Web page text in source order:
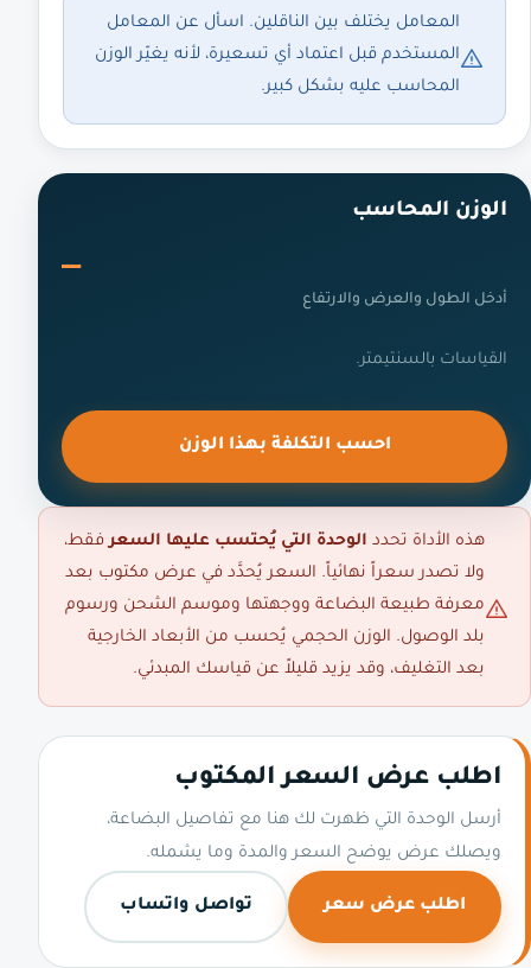
المعامل يختلف بين الناقلين. اسأل عن المعامل
المستخدم قبل اعتماد أي تسعيرة، لأنه يغيّر الوزن
المحاسب عليه بشكل كبير.
الوزن المحاسب
—
أدخل الطول والعرض والارتفاع
القياسات بالسنتيمتر.
احسب التكلفة بهذا الوزن
هذه الأداة تحدد الوحدة التي يُحتسب عليها السعرفقط،
ولا تصدر سعراً نهائياً. السعر يُحدَّد في عرض مكتوب بعد
معرفة طبيعة البضاعة ووجهتها وموسم الشحن ورسوم
بلد الوصول. الوزن الحجمي يُحسب من الأبعاد الخارجية
بعد التغليف، وقد يزيد قليلاً عن قياسك المبدئي.
اطلب عرض السعر المكتوب
أرسل الوحدة التي ظهرت لك هنا مع تفاصيل البضاعة،
ويصلك عرض يوضح السعر والمدة وما يشمله.
اطلب عرض سعر تواصل واتساب